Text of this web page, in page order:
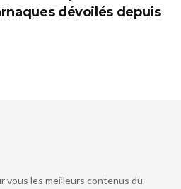
dévoilés depuis
vous les meilleurs contenus du